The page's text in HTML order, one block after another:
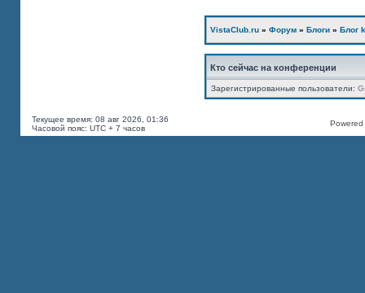
VistaClub.ru » Форум » Блоги » Блог
Кто сейчас на конференции
Зарегистрированные пользователи:
Текущее время: 08 авг 2026, 01:36
Часовой пояс: UTC + 7 часов